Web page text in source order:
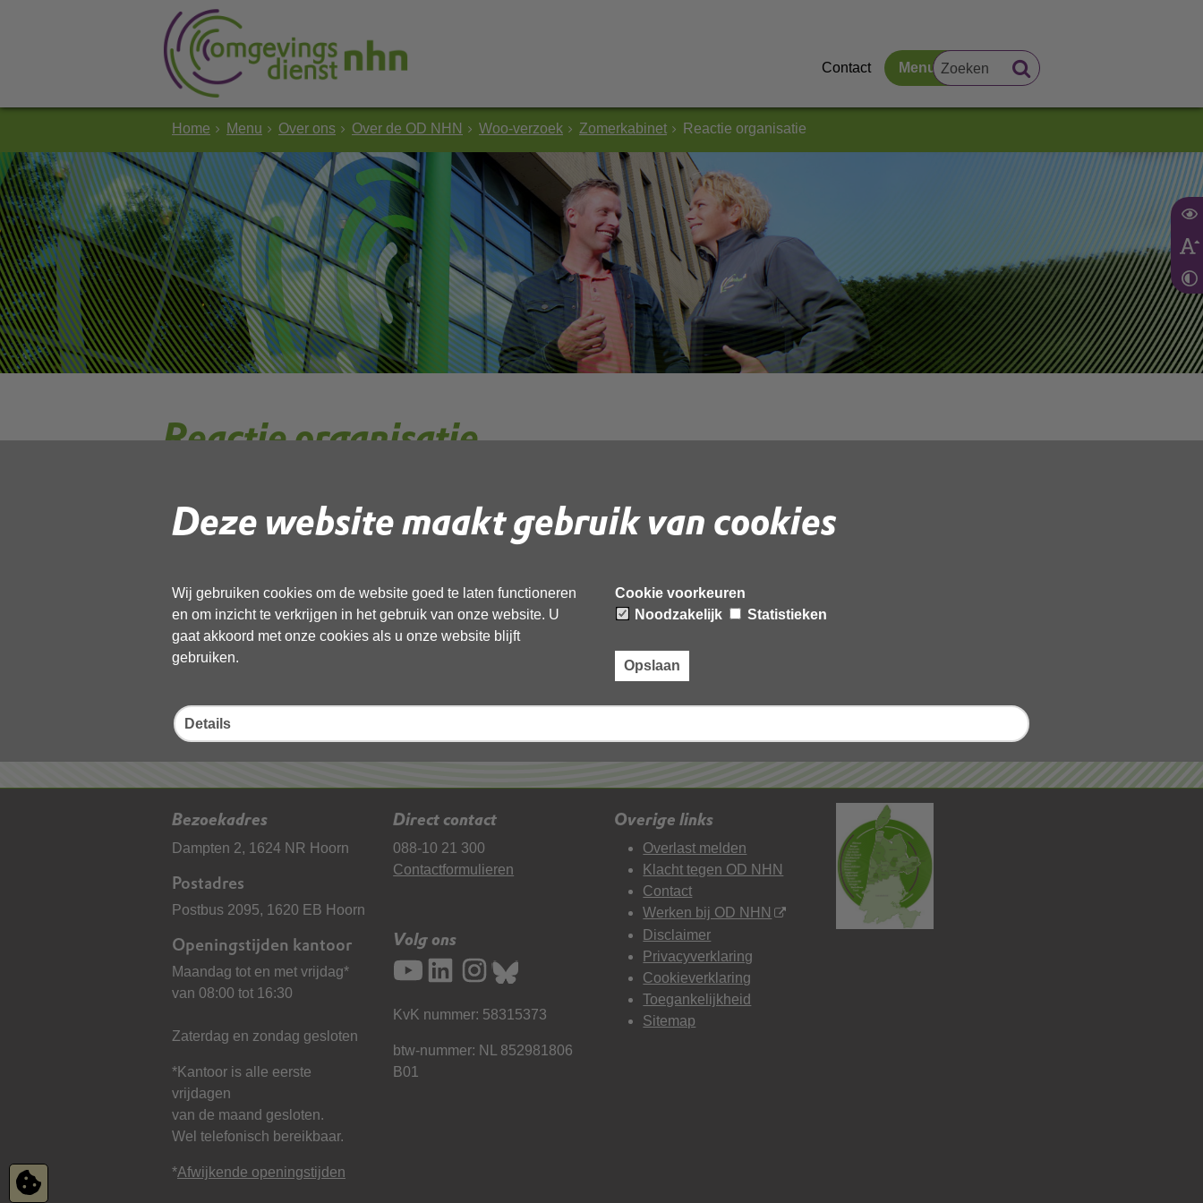
Deze website maakt gebruik van cookies
Wij gebruiken cookies om de website goed te laten functioneren
en om inzicht te verkrijgen in het gebruik van onze website. U
gaat akkoord met onze cookies als u onze website blijft
gebruiken.
Cookie voorkeuren
Noodzakelijk
Statistieken
Opslaan
Details
Contact Menu
Home Menu Over ons Over de OD NHN Woo-verzoek Zomerkabinet Reactie organisatie
Reactie organisatie
Gebruik de onderstaande link om het document te downloaden.
Deel deze pagina
Bezoekadres
Dampten 2, 1624 NR Hoorn
Postadres
Postbus 2095, 1620 EB Hoorn
Openingstijden kantoor
Maandag tot en met vrijdag*
van 08:00 tot 16:30
Zaterdag en zondag gesloten
*Kantoor is alle eerste
vrijdagen
van de maand gesloten.
Wel telefonisch bereikbaar.
*Afwijkende openingstijden
Direct contact
088-10 21 300
Contactformulieren
Volg ons
KvK nummer: 58315373
btw-nummer: NL 852981806
B01
Overige links
Overlast melden
Klacht tegen OD NHN
Contact
Werken bij OD NHN
Disclaimer
Privacyverklaring
Cookieverklaring
Toegankelijkheid
Sitemap